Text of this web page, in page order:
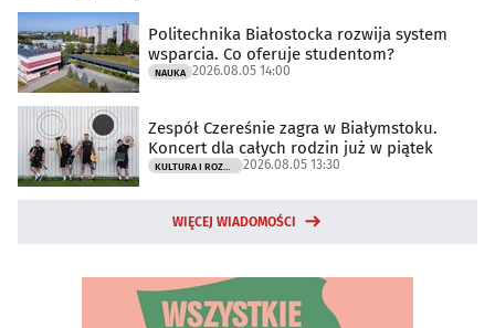
Politechnika Białostocka rozwija system
wsparcia. Co oferuje studentom?
NAUKA 2026.08.05 14:00
Zespół Czereśnie zagra w Białymstoku.
Koncert dla całych rodzin już w piątek
KULTURA I ROZRYWKA 2026.08.05 13:30
WIĘCEJ WIADOMOŚCI